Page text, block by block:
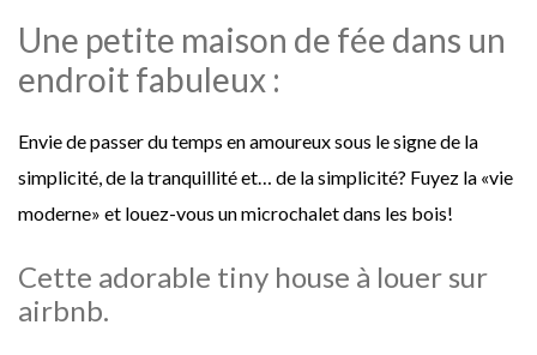
Une petite maison de fée dans un
endroit fabuleux :
Envie de passer du temps en amoureux sous le signe de la
simplicité, de la tranquillité et… de la simplicité? Fuyez la «vie
moderne» et louez-vous un microchalet dans les bois!
Cette adorable tiny house à louer sur
airbnb.